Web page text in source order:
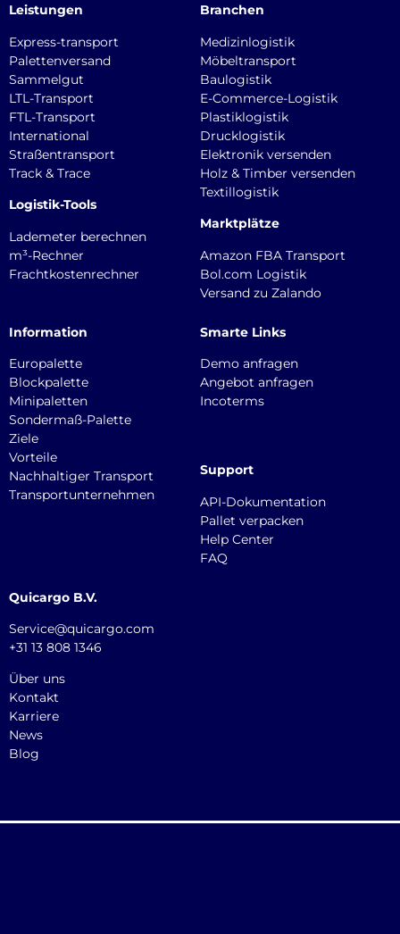
Leistungen
Express-transport
Palettenversand
Sammelgut
LTL-Transport
FTL-Transport
International
Straßentransport
Track & Trace
Logistik-Tools
Lademeter berechnen
m³-Rechner
Frachtkostenrechner
Branchen
Medizinlogistik
Möbeltransport
Baulogistik
E-Commerce-Logistik
Plastiklogistik
Drucklogistik
Elektronik versenden
Holz & Timber versenden
Textillogistik
Marktplätze
Amazon FBA Transport
Bol.com Logistik
Versand zu Zalando
Information
Europalette
Blockpalette
Minipaletten
Sondermaß-Palette
Ziele
Vorteile
Nachhaltiger Transport
Transportunternehmen
Smarte Links
Demo anfragen
Angebot anfragen
Incoterms
Support
API-Dokumentation
Pallet verpacken
Help Center
FAQ
Quicargo B.V.
Service@quicargo.com
+31 13 808 1346
Über uns
Kontakt
Karriere
News
Blog